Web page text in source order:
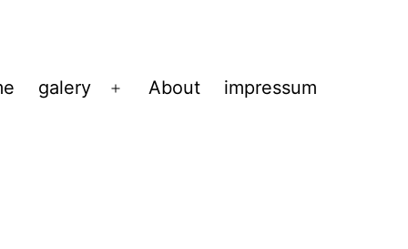
galery
Menü
About impressum